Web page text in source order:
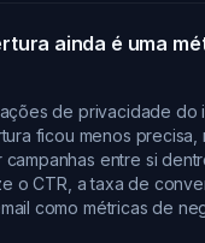
ainda é uma
de privacidade do
ficou menos precisa,
campanhas entre si
o CTR, a taxa de
como métricas de